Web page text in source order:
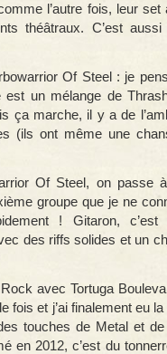
l’autre fois, leur
théâtraux. C’est
Of Steel : je
est un mélange de
ça marche, il y a de
(ils ont même une
Of Steel, on passe
groupe que je ne
! Gitaron,
des riffs solides et un
avec Tortuga
fois et j’ai finalement eu
touches de Metal et de
en 2012, c’est du